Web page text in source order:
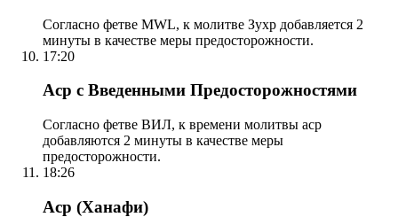
Согласно фетве MWL, к молитве Зухр добавляется 2
минуты в качестве меры предосторожности.
17:20
Аср с Введенными Предосторожностями
Согласно фетве ВИЛ, к времени молитвы аср
добавляются 2 минуты в качестве меры
предосторожности.
18:26
Аср (Ханафи)